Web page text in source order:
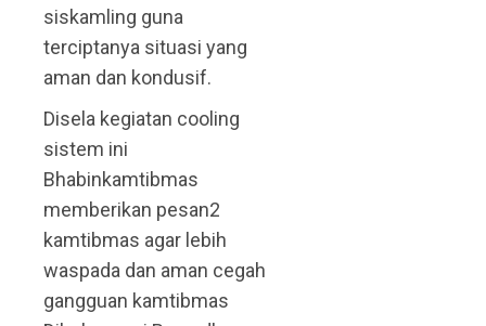
siskamling guna
terciptanya situasi yang
aman dan kondusif.
Disela kegiatan cooling
sistem ini
Bhabinkamtibmas
memberikan pesan2
kamtibmas agar lebih
waspada dan aman cegah
gangguan kamtibmas